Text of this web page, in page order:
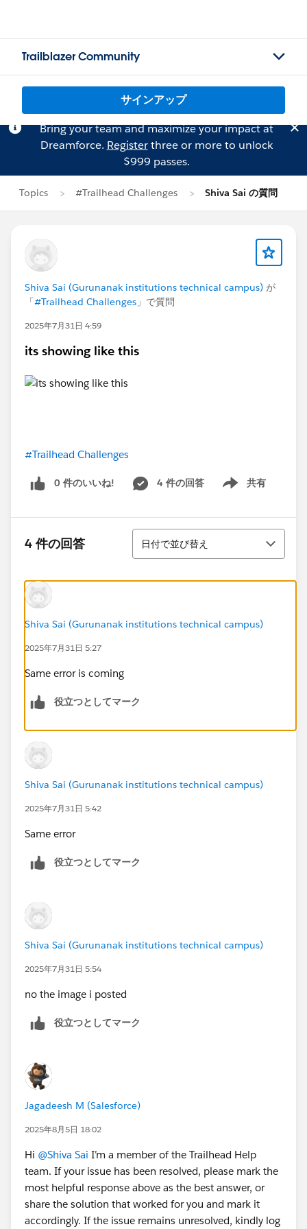
Trailblazer Community
サインアップ
Bring your team and maximize your impact at
Dreamforce. Registerthree or more to unlock
$999 passes.
Topics #Trailhead Challenges Shiva Sai の質問
Shiva Sai (Gurunanak institutions technical campus) が
「#Trailhead Challenges 」で質問
2025年7月31日 4:59
its showing like this
#Trailhead Challenges
0 件のいいね! 4 件の回答 共有
Show menu
4 件の回答
並び替え
日付で並び替え
Shiva Sai (Gurunanak institutions technical campus)
2025年7月31日 5:27
Same error is coming
役立つとしてマーク
Shiva Sai (Gurunanak institutions technical campus)
2025年7月31日 5:42
Same error
役立つとしてマーク
Shiva Sai (Gurunanak institutions technical campus)
2025年7月31日 5:54
no the image i posted
役立つとしてマーク
Jagadeesh M (Salesforce)
2025年8月5日 18:02
Hi @Shiva Sai I’m a member of the Trailhead Help
team. If your issue has been resolved, please mark the
most helpful response above as the best answer, or
share the solution that worked for you and mark it
accordingly. If the issue remains unresolved, kindly log